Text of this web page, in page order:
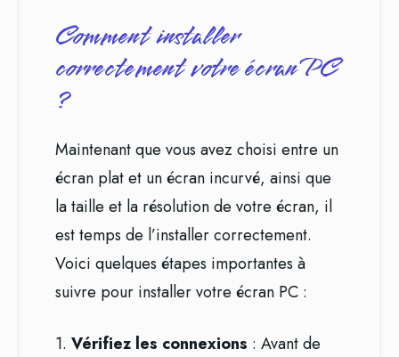
Comment installer
correctement votre écran PC
?
Maintenant que vous avez choisi entre un
écran plat et un écran incurvé, ainsi que
la taille et la résolution de votre écran, il
est temps de l’installer correctement.
Voici quelques étapes importantes à
suivre pour installer votre écran PC :
1. Vérifiez les connexions : Avant de